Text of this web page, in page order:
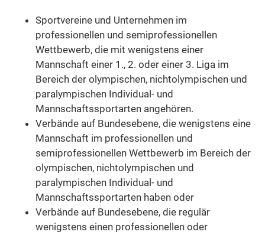
Sportvereine und Unternehmen im
professionellen und semiprofessionellen
Wettbewerb, die mit wenigstens einer
Mannschaft einer 1., 2. oder einer 3. Liga im
Bereich der olympischen, nichtolympischen und
paralympischen Individual- und
Mannschaftssportarten angehören.
Verbände auf Bundesebene, die wenigstens eine
Mannschaft im professionellen und
semiprofessionellen Wettbewerb im Bereich der
olympischen, nichtolympischen und
paralympischen Individual- und
Mannschaftssportarten haben oder
Verbände auf Bundesebene, die regulär
wenigstens einen professionellen oder